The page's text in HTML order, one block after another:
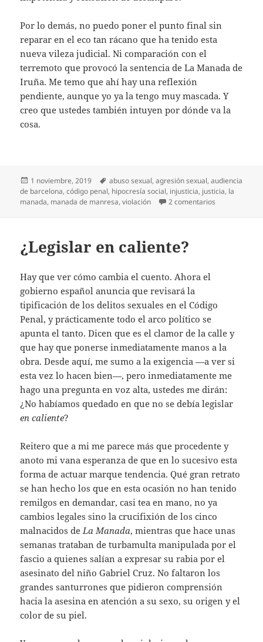
Por lo demás, no puedo poner el punto final sin
reparar en el eco tan rácano que ha tenido esta
nueva vileza judicial. Ni comparación con el
terremoto que provocó la sentencia de La Manada de
Iruña. Me temo que ahí hay una reflexión
pendiente, aunque yo ya la tengo muy mascada. Y
creo que ustedes también intuyen por dónde va la
cosa.
Publicado
el
1 noviembre, 2019 Etiquetas
abuso sexual,agresión sexual,audiencia
de barcelona,código penal, hipocresía social, injusticia, justicia, la
manada, manada de manresa,violación 2 comentarios
¿Legislar en caliente?
Hay que ver cómo cambia el cuento. Ahora el
gobierno español anuncia que revisará la
tipificación de los delitos sexuales en el Código
Penal, y prácticamente todo el arco político se
apunta el tanto. Dicen que es el clamor de la calle y
que hay que ponerse inmediatamente manos a la
obra. Desde aquí, me sumo a la exigencia —a ver si
esta vez lo hacen bien—, pero inmediatamente me
hago una pregunta en voz alta, ustedes me dirán:
¿No habíamos quedado en que no se debía legislar
en caliente?
Reitero que a mi me parece más que procedente y
anoto mi vana esperanza de que en lo sucesivo esta
forma de actuar marque tendencia. Qué gran retrato
se han hecho los que en esta ocasión no han tenido
remilgos en demandar, casi tea en mano, no ya
cambios legales sino la crucifixión de los cinco
malnacidos de La Manada, mientras que hace unas
semanas trataban de turbamulta manipulada por el
fascio a quienes salían a expresar su rabia por el
asesinato del niño Gabriel Cruz. No faltaron los
grandes santurrones que pidieron comprensión
hacia la asesina en atención a su sexo, su origen y el
color de su piel.